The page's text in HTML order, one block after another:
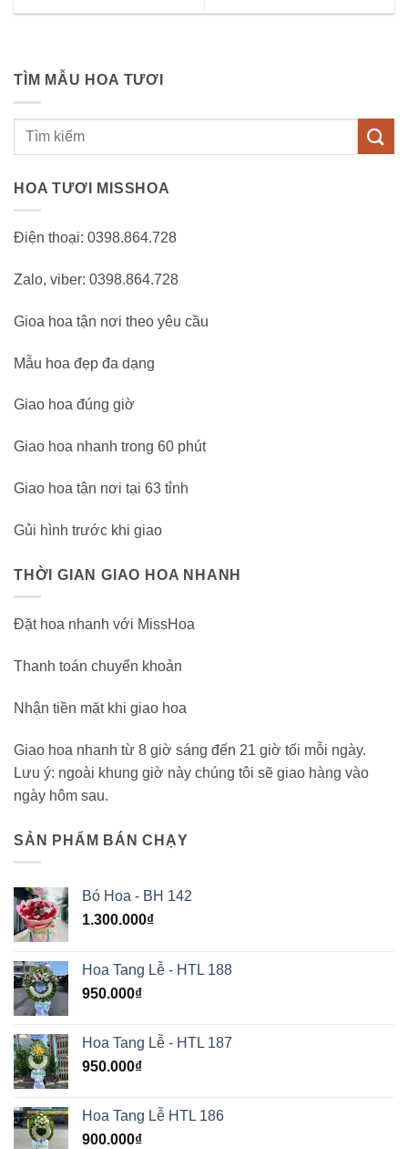
TÌM MẪU HOA TƯƠI
Tìm
HOA TƯƠI MISSHOA
Điện thoại: 0398.864.728
Zalo, viber: 0398.864.728
Gioa hoa tận nơi theo yêu cầu
Mẫu hoa đẹp đa dạng
Giao hoa đúng giờ
Giao hoa nhanh trong 60 phút
Giao hoa tận nơi tại 63 tỉnh
Gủi hình trước khi giao
THỜI GIAN GIAO HOA NHANH
Đặt hoa nhanh với MissHoa
Thanh toán chuyển khoản
Nhận tiền mặt khi giao hoa
Giao hoa nhanh từ 8 giờ sáng đến 21 giờ tối mỗi ngày.
Lưu ý: ngoài khung giờ này chúng tôi sẽ giao hàng vào
ngày hôm sau.
SẢN PHẨM BÁN CHẠY
Bó Hoa - BH 142
1.300.000₫
Hoa Tang Lễ - HTL 188
950.000₫
Hoa Tang Lễ - HTL 187
950.000₫
Hoa Tang Lễ HTL 186
900.000₫